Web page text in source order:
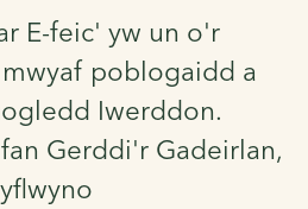
E-feic' yw un o'r
poblogaidd a
Iwerddon.
Gerddi'r Gadeirlan,